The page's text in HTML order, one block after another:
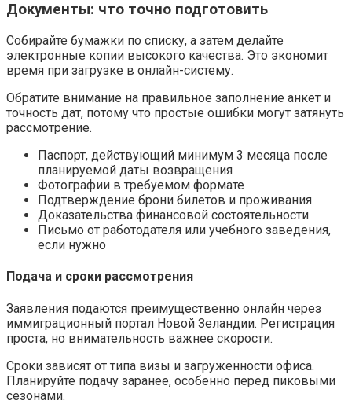
Документы: что точно подготовить
Собирайте бумажки по списку, а затем делайте
электронные копии высокого качества. Это экономит
время при загрузке в онлайн-систему.
Обратите внимание на правильное заполнение анкет и
точность дат, потому что простые ошибки могут затянуть
рассмотрение.
Паспорт, действующий минимум 3 месяца после
планируемой даты возвращения
Фотографии в требуемом формате
Подтверждение брони билетов и проживания
Доказательства финансовой состоятельности
Письмо от работодателя или учебного заведения,
если нужно
Подача и сроки рассмотрения
Заявления подаются преимущественно онлайн через
иммиграционный портал Новой Зеландии. Регистрация
проста, но внимательность важнее скорости.
Сроки зависят от типа визы и загруженности офиса.
Планируйте подачу заранее, особенно перед пиковыми
сезонами.